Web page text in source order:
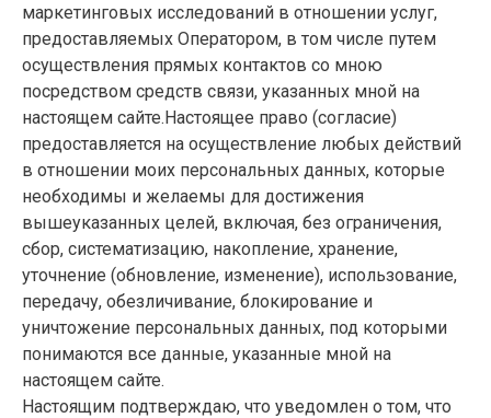
маркетинговых исследований в отношении услуг,
предоставляемых Оператором, в том числе путем
осуществления прямых контактов со мною
посредством средств связи, указанных мной на
настоящем сайте.Настоящее право (согласие)
предоставляется на осуществление любых действий
в отношении моих персональных данных, которые
необходимы и желаемы для достижения
вышеуказанных целей, включая, без ограничения,
сбор, систематизацию, накопление, хранение,
уточнение (обновление, изменение), использование,
передачу, обезличивание, блокирование и
уничтожение персональных данных, под которыми
понимаются все данные, указанные мной на
настоящем сайте.
Настоящим подтверждаю, что уведомлен о том, что